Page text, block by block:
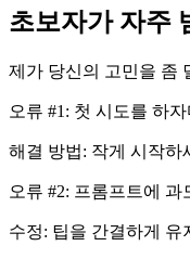
초보자가 자주
제가 당신의 고민을 좀
오류 #1: 첫 시도를 하
해결 방법: 작게 시작하
오류 #2: 프롬프트에
수정: 팁을 간결하게 유